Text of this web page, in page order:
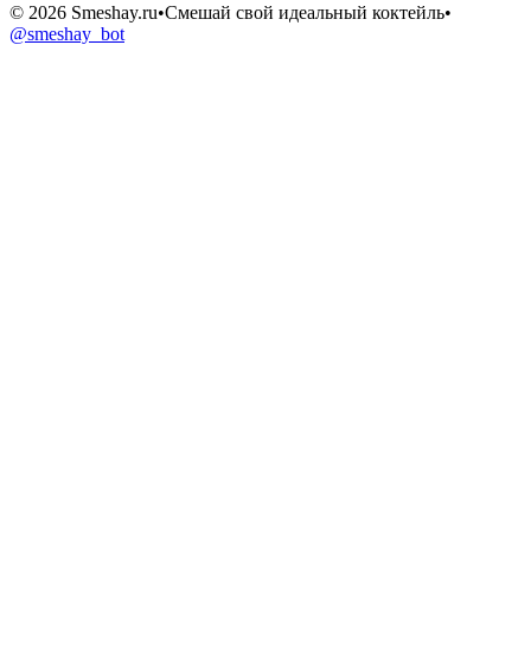
© 2026 Smeshay.ru•Смешай свой идеальный коктейль•
@smeshay_bot